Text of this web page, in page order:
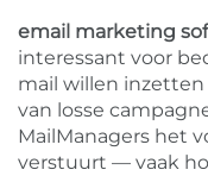
email marketing
interessant voor
mail willen inzetten
van losse
MailManagers het
verstuurt — vaak